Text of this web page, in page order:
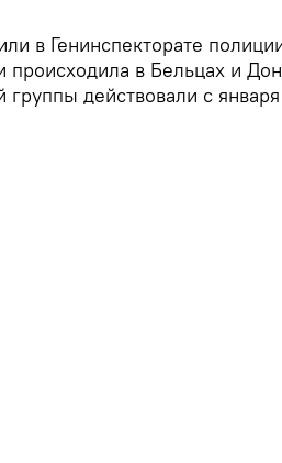
в Генинспекторате
происходила в Бельцах и
группы действовали с